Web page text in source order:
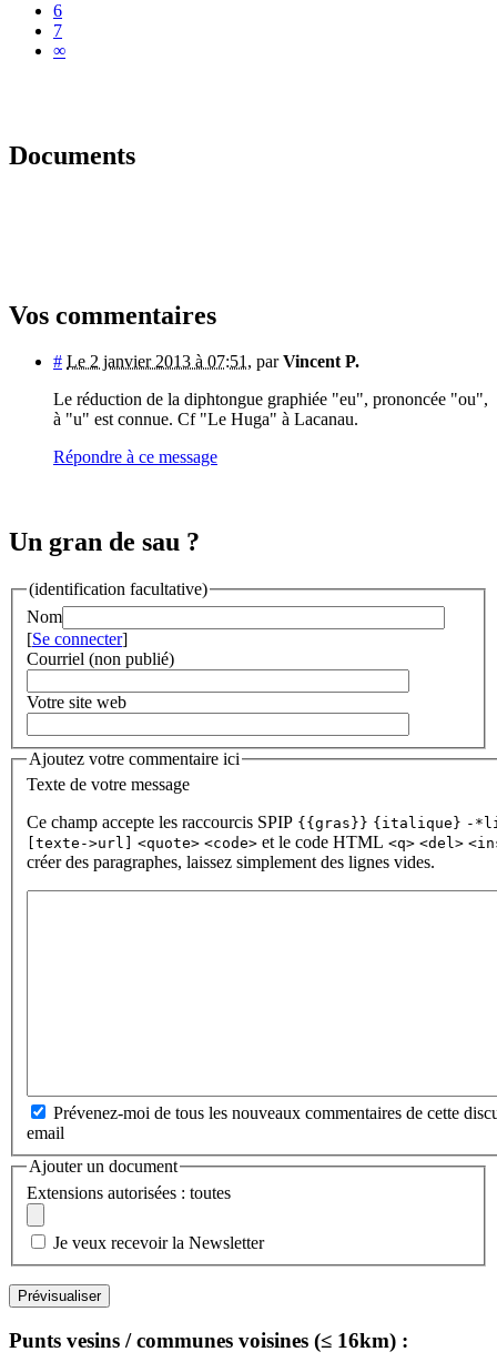
6
7
∞
Documents
Vos commentaires
# Le 2 janvier 2013 à 07:51, parVincent P.
Le réduction de la diphtongue graphiée "eu", prononcée "ou",
à "u" est connue. Cf "Le Huga" à Lacanau.
Répondre à ce message
Un gran de sau ?
(identification facultative)
Nom
[Se connecter]
Courriel (non publié)
Votre site web
Ajoutez votre commentaire ici
Texte de votre message
Ce champ accepte les raccourcis SPIP {{gras}} {italique} -
[texte->url]
<quote> <code> et le code HTML <q> <del>
créer des paragraphes, laissez simplement des lignes vides.
Prévenez-moi de tous les nouveaux commentaires de cette
email
Ajouter un document
Extensions autorisées : toutes
Je veux recevoir la Newsletter
Punts vesins / communes voisines (≤ 16km) :